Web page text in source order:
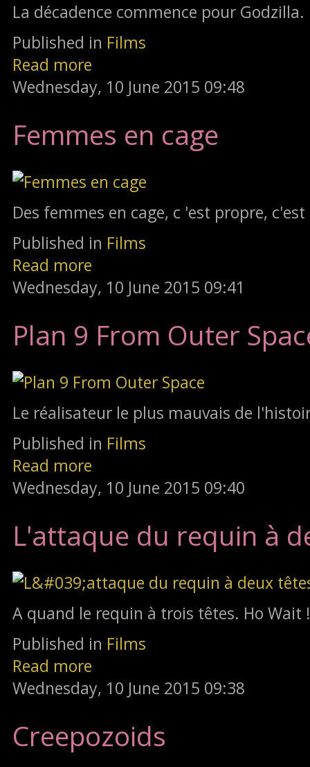
La décadence commence pour Godzilla.
Published in Films
Read more
Wednesday, 10 June 2015 09:48
Femmes en cage
Des femmes en cage, c 'est propre,
Published in Films
Read more
Wednesday, 10 June 2015 09:41
Plan 9 From Outer
Le réalisateur le plus mauvais de
Published in Films
Read more
Wednesday, 10 June 2015 09:40
L'attaque du requin à
A quand le requin à trois têtes. Ho Wait !
Published in Films
Read more
Wednesday, 10 June 2015 09:38
Creepozoids